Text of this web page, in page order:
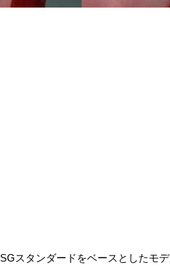
スタンダードをベースとしたモ